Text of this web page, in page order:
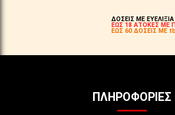
ΔΟΣΕΙΣ ΜΕ ΕΥΕΛΙΞΙΑ
ΕΩΣ 18 ΑΤΟΚΕΣ ΜΕ
ΕΩΣ 60 ΔΟΣΕΙΣ ΜΕ
ΠΛΗΡΟΦΟΡΊΕΣ